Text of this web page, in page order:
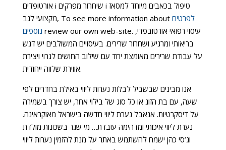
אורטופדים i שיחרור מפרקים i טיפול בכאבים מיוחד למסאז
מקצועי לגב, To see more information about לפרטים
נוספים review our own web-site. עיסוי רפואי אורטובפדי,
בריאותי ומרגיע ושחרור שרירים. בעיסויים המשולבים יש דגש
על עבודת שרירים מאומצת יחד עם שילוב החושים לגרוי ויצירת
אווירת שלווה ייחודית.
אנו מבינים שבשביל לבלות נערות ליווי באילת בחדרים לפי
שעה, עם בת הזוג או כל סוג של בילוי אחר, יש צורך בשמירה
על דיסקרטיות. אנאבל נערת ליווי חדשה בישראל מאוקראינה.
נערת ליווי איכותי ומדהימה עובדת… מי שגר בשכונות מולדת
וג’סי כהן ישמח להשתמש באתר על מנת להזמין נערות ליווי